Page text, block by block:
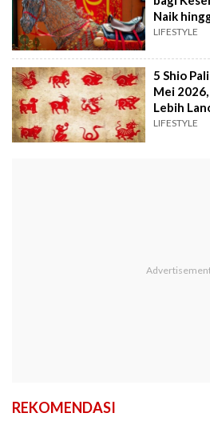
Naik
LIFESTYLE
5 Shio
Mei
Lebih
LIFESTYLE
REKOMENDASI